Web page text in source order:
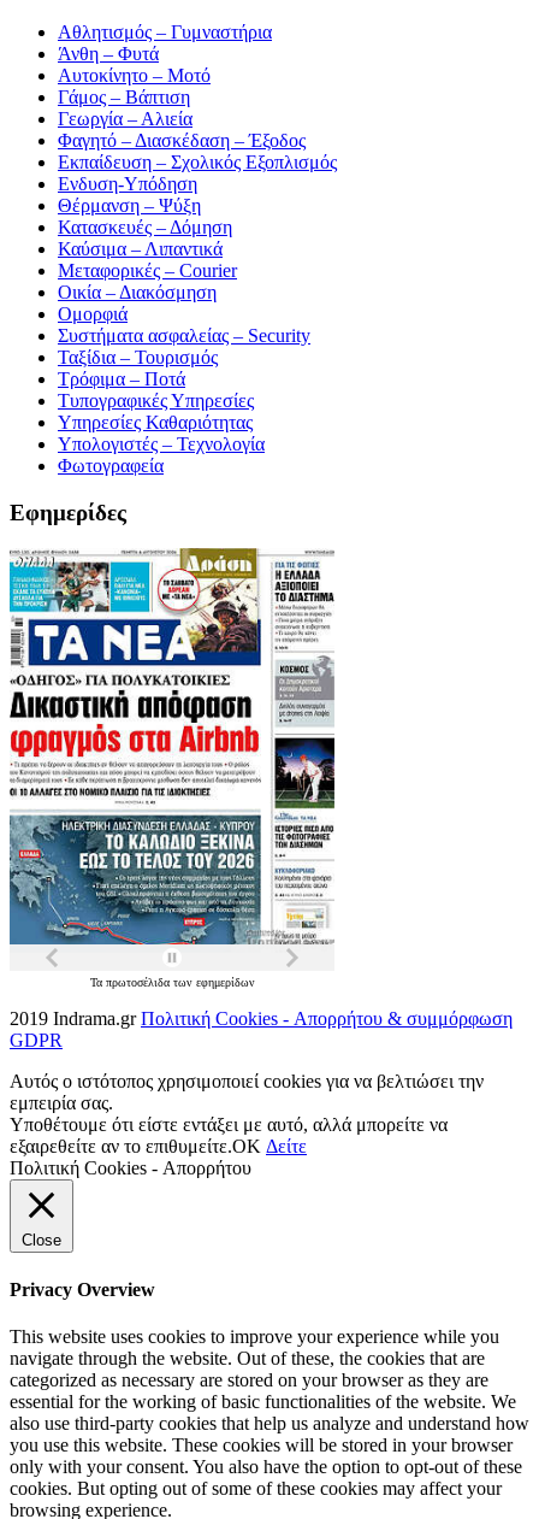
Αθλητισμός – Γυμναστήρια
Άνθη – Φυτά
Αυτοκίνητο – Μοτό
Γάμος – Βάπτιση
Γεωργία – Αλιεία
Φαγητό – Διασκέδαση – Έξοδος
Εκπαίδευση – Σχολικός Eξοπλισμός
Ενδυση-Υπόδηση
Θέρμανση – Ψύξη
Κατασκευές – Δόμηση
Καύσιμα – Λιπαντικά
Μεταφορικές – Courier
Οικία – Διακόσμηση
Ομορφιά
Συστήματα ασφαλείας – Security
Ταξίδια – Τουρισμός
Τρόφιμα – Ποτά
Τυπογραφικές Υπηρεσίες
Υπηρεσίες Καθαριότητας
Υπολογιστές – Τεχνολογία
Φωτογραφεία
Εφημερίδες
Τα πρωτοσέλιδα των εφημερίδων
2019 Indrama.grΠολιτική Cookies - Απορρήτου & συμμόρφωση
GDPR
Αυτός ο ιστότοπος χρησιμοποιεί cookies για να βελτιώσει την
εμπειρία σας.
Υποθέτουμε ότι είστε εντάξει με αυτό, αλλά μπορείτε να
εξαιρεθείτε αν το επιθυμείτε.OK Δείτε
Πολιτική Cookies - Απορρήτου
Close
Privacy Overview
This website uses cookies to improve your experience while you
navigate through the website. Out of these, the cookies that are
categorized as necessary are stored on your browser as they are
essential for the working of basic functionalities of the website. We
also use third-party cookies that help us analyze and understand how
you use this website. These cookies will be stored in your browser
only with your consent. You also have the option to opt-out of these
cookies. But opting out of some of these cookies may affect your
browsing experience.